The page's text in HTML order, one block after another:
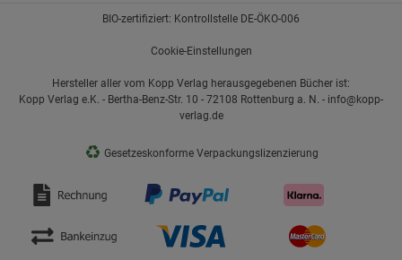
BIO-zertifiziert: Kontrollstelle DE-ÖKO-006
Cookie-Einstellungen
Hersteller aller vom Kopp Verlag herausgegebenen Bücher ist:
Kopp Verlag e.K. - Bertha-Benz-Str. 10 - 72108 Rottenburg a. N. - info@kopp-
verlag.de
♻ Gesetzeskonforme Verpackungslizenzierung